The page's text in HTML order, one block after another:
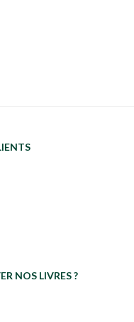
NOS LIVRES ?